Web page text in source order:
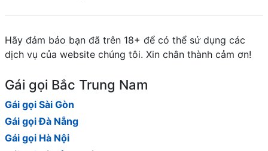
Hãy đảm bảo bạn đã trên 18+ để có thể sử dụng các
dịch vụ của website chúng tôi. Xin chân thành cảm ơn!
Gái gọi Bắc Trung Nam
Gái gọi Sài Gòn
Gái gọi Đà Nẵng
Gái gọi Hà Nội